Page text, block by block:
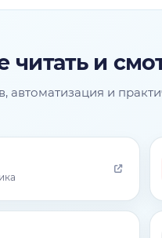
и
автоматизация и